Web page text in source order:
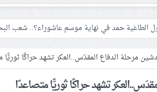
(8): ماذا سيقول الطاغية حمد في نهاية موسم
الجثمان للإمام الشهيد السيّد علي الحسيني
غزّة لإشعال صراعات داخليّة تخدم الاحتلال
مرحلة الدفاع المقدّس..العكر تشهد حراكًا ثوريًّا
تشهد حراكًا ثوريًّا متصاعدًا